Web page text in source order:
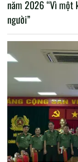
năm 2026 “Vì một
người”